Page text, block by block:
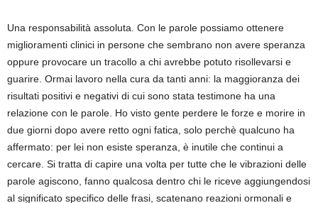
Una responsabilità assoluta. Con le parole possiamo ottenere
miglioramenti clinici in persone che sembrano non avere speranza
oppure provocare un tracollo a chi avrebbe potuto risollevarsi e
guarire. Ormai lavoro nella cura da tanti anni: la maggioranza dei
risultati positivi e negativi di cui sono stata testimone ha una
relazione con le parole. Ho visto gente perdere le forze e morire in
due giorni dopo avere retto ogni fatica, solo perchè qualcuno ha
affermato: per lei non esiste speranza, è inutile che continui a
cercare. Si tratta di capire una volta per tutte che le vibrazioni delle
parole agiscono, fanno qualcosa dentro chi le riceve aggiungendosi
al significato specifico delle frasi, scatenano reazioni ormonali e